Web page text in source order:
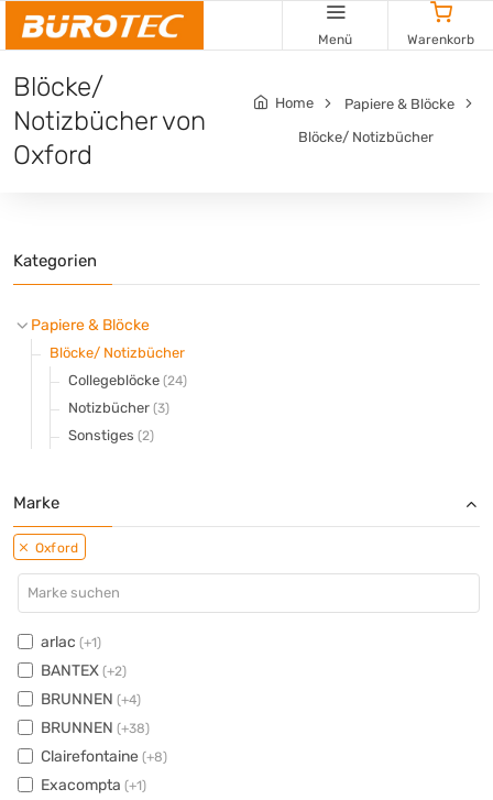
Menü Warenkorb
Blöcke/
Notizbücher von
Oxford
Home
Papiere & Blöcke
Blöcke/ Notizbücher
Kategorien
Papiere & Blöcke
Blöcke/ Notizbücher
Collegeblöcke (24)
Notizbücher (3)
Sonstiges (2)
Marke
Oxford
arlac (+1)
BANTEX (+2)
BRUNNEN (+4)
BRUNNEN (+38)
Clairefontaine (+8)
Exacompta (+1)
Cookie-Einstellungen